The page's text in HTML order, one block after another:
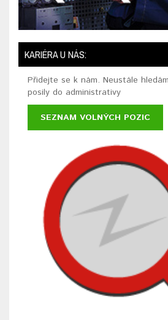
KARIÉRA U NÁS:
Přidejte se k nám. Neustále
posily do administrativy
SEZNAM VOLNÝCH POZIC